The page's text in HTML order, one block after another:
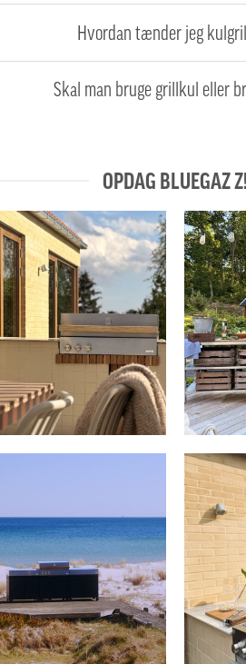
Hvordan tænder jeg
Skal man bruge grillkul eller
OPDAG BLUEGAZ Z!